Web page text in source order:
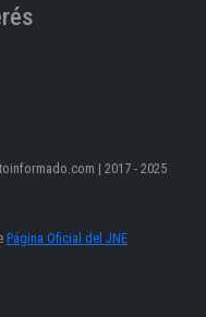
| 2017 - 2025
Página Oficial del JNE